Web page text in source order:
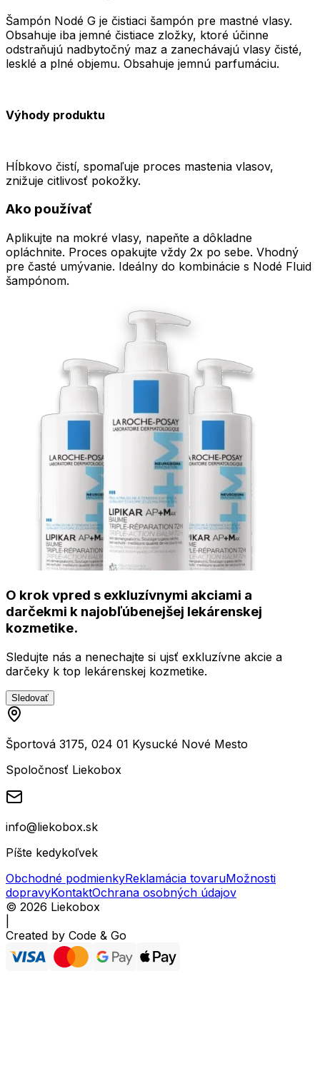
Šampón Nodé G je čistiaci šampón pre mastné vlasy.
Obsahuje iba jemné čistiace zložky, ktoré účinne
odstraňujú nadbytočný maz a zanechávajú vlasy čisté,
lesklé a plné objemu. Obsahuje jemnú parfumáciu.
Výhody produktu
Hĺbkovo čistí, spomaľuje proces mastenia vlasov,
znižuje citlivosť pokožky.
Ako používať
Aplikujte na mokré vlasy, napeňte a dôkladne
opláchnite. Proces opakujte vždy 2x po sebe. Vhodný
pre časté umývanie. Ideálny do kombinácie s Nodé Fluid
šampónom.
O krok vpred s exkluzívnymi akciami a
darčekmi k najobľúbenejšej lekárenskej
kozmetike.
Sledujte nás a nenechajte si ujsť exkluzívne akcie a
darčeky k top lekárenskej kozmetike.
Sledovať
Športová 3175, 024 01 Kysucké Nové Mesto
Spoločnosť Liekobox
info@liekobox.sk
Píšte kedykoľvek
Obchodné podmienkyReklamácia tovaruMožnosti
dopravyKontaktOchrana osobných údajov
© 2026 Liekobox
Created by Code & Go